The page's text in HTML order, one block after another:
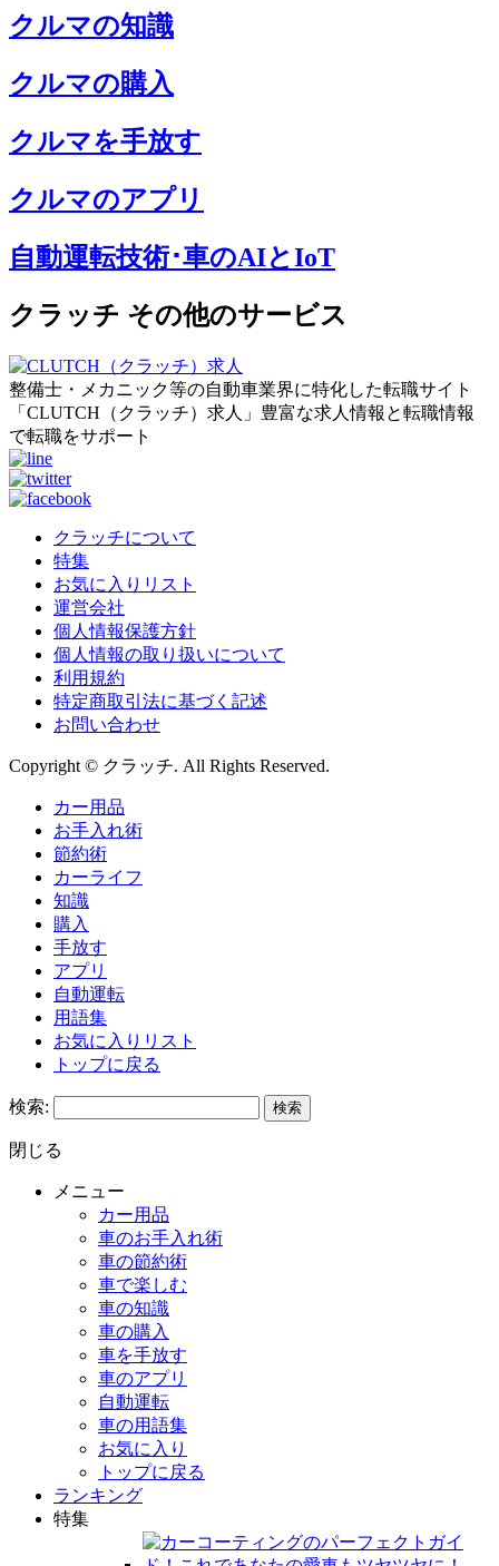
クルマの知識
クルマの購入
クルマを手放す
クルマのアプリ
自動運転技術･車のAIとIoT
クラッチ その他のサービス
整備士・メカニック等の自動車業界に特化した転職サイト
「CLUTCH（クラッチ）求人」豊富な求人情報と転職情報
で転職をサポート
クラッチについて
特集
お気に入りリスト
運営会社
個人情報保護方針
個人情報の取り扱いについて
利用規約
特定商取引法に基づく記述
お問い合わせ
Copyright © クラッチ. All Rights Reserved.
カー用品
お手入れ術
節約術
カーライフ
知識
購入
手放す
アプリ
自動運転
用語集
お気に入りリスト
トップに戻る
検索:
閉じる
メニュー
カー用品
車のお手入れ術
車の節約術
車で楽しむ
車の知識
車の購入
車を手放す
車のアプリ
自動運転
車の用語集
お気に入り
トップに戻る
ランキング
特集